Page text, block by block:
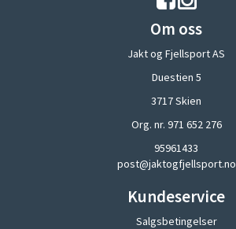
Om oss
Jakt og Fjellsport AS
Duestien 5
3717 Skien
Org. nr. 971 652 276
95961433
post@jaktogfjellsport.no
Kundeservice
Salgsbetingelser